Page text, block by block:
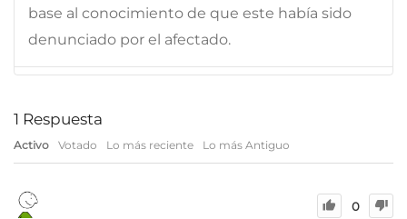
base al conocimiento de que este había sido
denunciado por el afectado.
1 Respuesta
Activo Votado Lo más reciente Lo más Antiguo
0